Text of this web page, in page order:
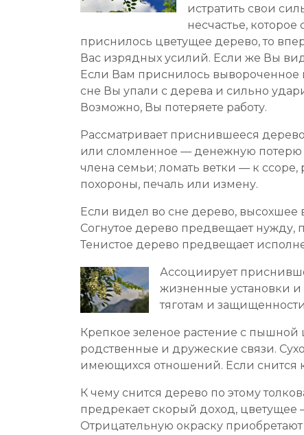
истратить свои
несчастье,
приснилось цветущее дерево, то
Вас изрядных усилий. Если же Вы
Если Вам приснилось вывороченное
сне Вы упали с дерева и сильно
Возможно, Вы потеряете работу.
Рассматривает приснившееся
или сломленное — денежную потерю
члена семьи; ломать ветки — к
похороны, печаль или измену.
Если видел во сне дерево, высохшее
Согнутое дерево предвещает
Тенистое дерево предвещает
Ассоциирует
жизненные установки и
тяготам и
Крепкое зеленое растение с
родственные и дружеские связи.
имеющихся отношений. Если снится
К чему снится дерево по этому
предрекает скорый доход,
Отрицательную окраску